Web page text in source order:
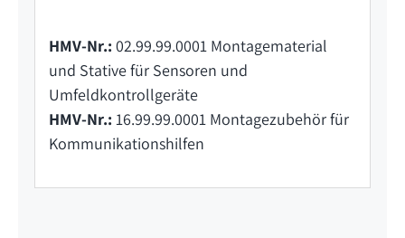
HMV-Nr.: 02.99.99.0001 Montagematerial
und Stative für Sensoren und
Umfeldkontrollgeräte
HMV-Nr.: 16.99.99.0001 Montagezubehör für
Kommunikationshilfen